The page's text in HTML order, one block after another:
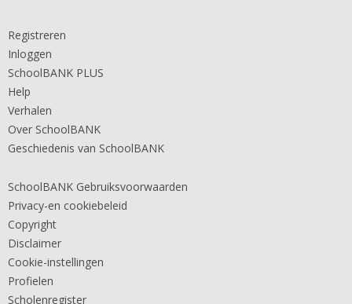
Registreren
Inloggen
SchoolBANK PLUS
Help
Verhalen
Over SchoolBANK
Geschiedenis van SchoolBANK
SchoolBANK Gebruiksvoorwaarden
Privacy-en cookiebeleid
Copyright
Disclaimer
Cookie-instellingen
Profielen
Scholenregister